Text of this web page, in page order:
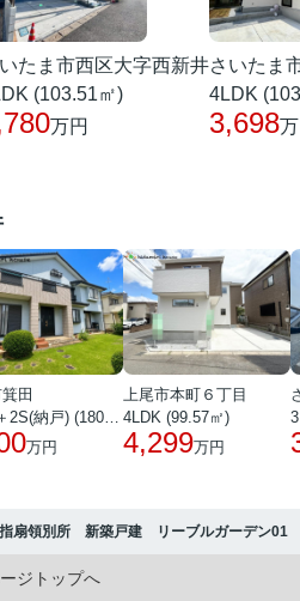
たま市西区大字西新井
(103.51㎡)
万円
さいたま
4LDK
3,698
田
万円
上尾市本町６丁目
4LDK (99.57㎡)
4,299万円
扇領別所 新築戸建 リーブルガーデン01
ジトップへ